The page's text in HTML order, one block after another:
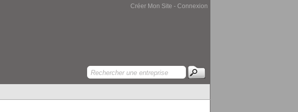
Créer Mon Site - Connexion